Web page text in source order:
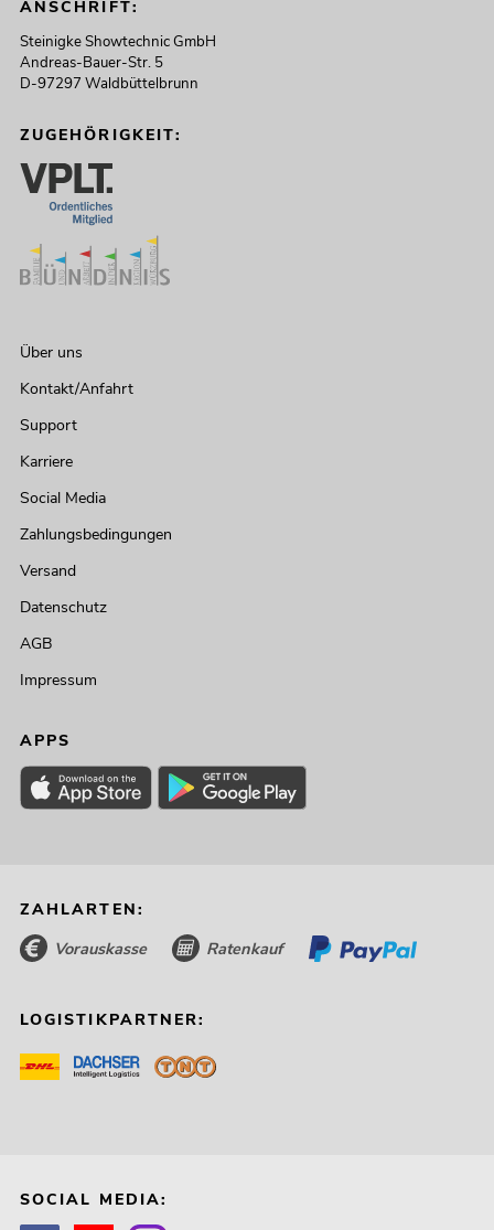
ANSCHRIFT:
Steinigke Showtechnic GmbH
Andreas-Bauer-Str. 5
D-97297 Waldbüttelbrunn
ZUGEHÖRIGKEIT:
Über uns
Kontakt/Anfahrt
Support
Karriere
Social Media
Zahlungsbedingungen
Versand
Datenschutz
AGB
Impressum
APPS
ZAHLARTEN:
Vorauskasse Ratenkauf
LOGISTIKPARTNER:
SOCIAL MEDIA: